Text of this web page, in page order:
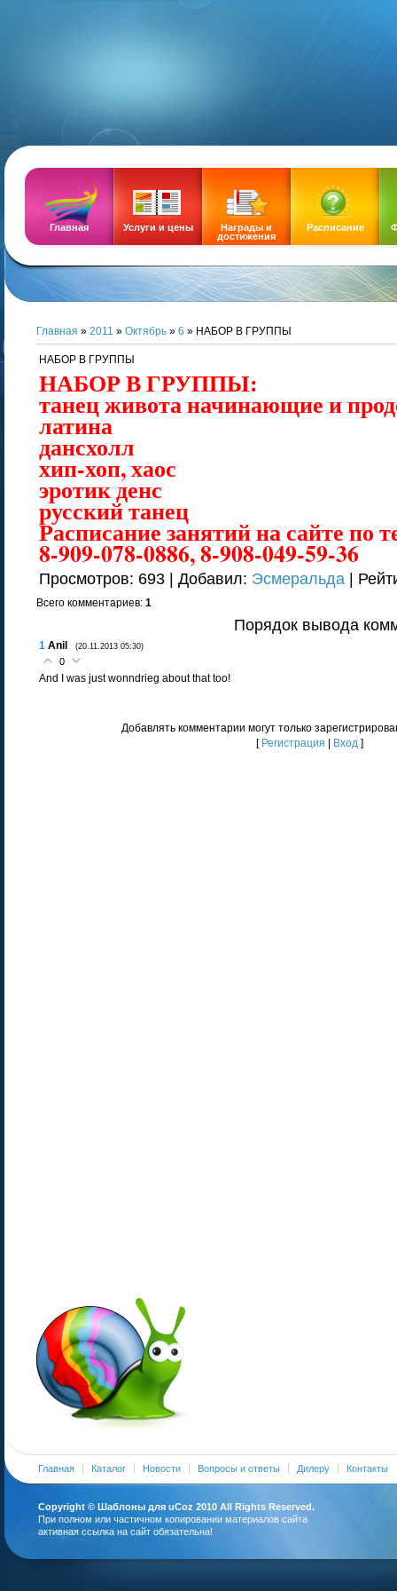
Главная Услуги и цены
Награды и
достижения
Расписание
Главная » 2011 » Октябрь » 6 » НАБОР В ГРУППЫ
НАБОР В ГРУППЫ
НАБОР В ГРУППЫ:
танец живота начинающие и
латина
дансхолл
хип-хоп, хаос
эротик денс
русский танец
Расписание занятий на сайте по
8-909-078-0886, 8-908-049-59-36
Просмотров: 693 | Добавил: Эсмеральда |
Всего комментариев: 1
Порядок вывода
1 Anil (20.11.2013 05:30)
0
And I was just wonndrieg about that too!
Добавлять комментарии могут только
[ Регистрация Вход]
Главная Каталог Новости Вопросы и ответы Дилеру Контакты
Copyright © Шаблоны для uCoz 2010 All Rights Reserved.
При полном или частичном копировании материалов сайта
активная ссылка на сайт обязательна!